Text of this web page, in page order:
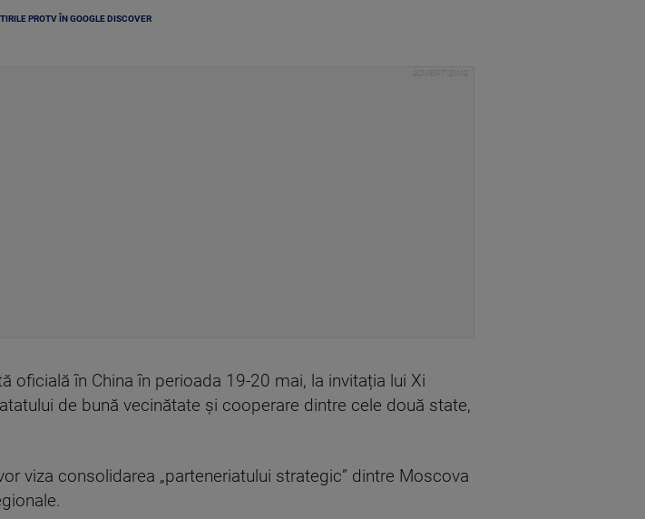
PROTV ÎN GOOGLE DISCOVER
oficială în China în perioada 19-20 mai, la invitația lui Xi
de bună vecinătate și cooperare dintre cele două state,
viza consolidarea „parteneriatului strategic” dintre Moscova